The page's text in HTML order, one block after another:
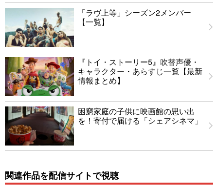
「ラヴ上等」シーズン2メンバー
【一覧】
『トイ・ストーリー5』吹替声優・
キャラクター・あらすじ一覧【最新
情報まとめ】
困窮家庭の子供に映画館の思い出
を！寄付で届ける「シェアシネマ」
関連作品を配信サイトで視聴